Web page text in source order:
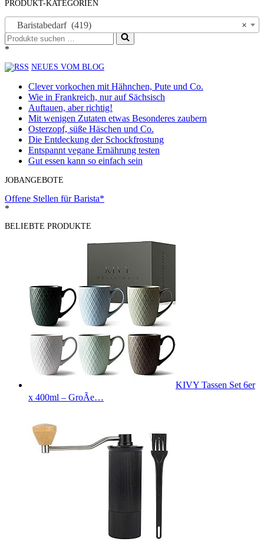
PRODUKT-KATEGORIEN
×
Baristabedarf (419)
Suchen
nach …
*
NEUES VOM BLOG
Clever vorkochen mit Hähnchen, Pute und Co.
Wie in Frankreich, nur auf Sächsisch
Auftauen, aber richtig!
Mit wenigen Zutaten etwas Besonderes zaubern
Osterzopf, süße Häschen und Co.
Die Entdeckung der Schockfrostung
Entspannt vegane Ernährung testen
Gut essen kann so einfach sein
JOBANGEBOTE
Offene Stellen für Barista*
*
BELIEBTE PRODUKTE
KIVY Tassen Set 6er
x 400ml – GroÃe…